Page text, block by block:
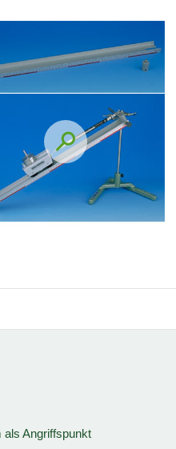
als Angriffspunkt